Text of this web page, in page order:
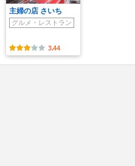
主婦の店 さいち
グルメ・レストラン
3.44